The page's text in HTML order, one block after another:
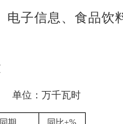
子信息、食品饮
单位：万千瓦时